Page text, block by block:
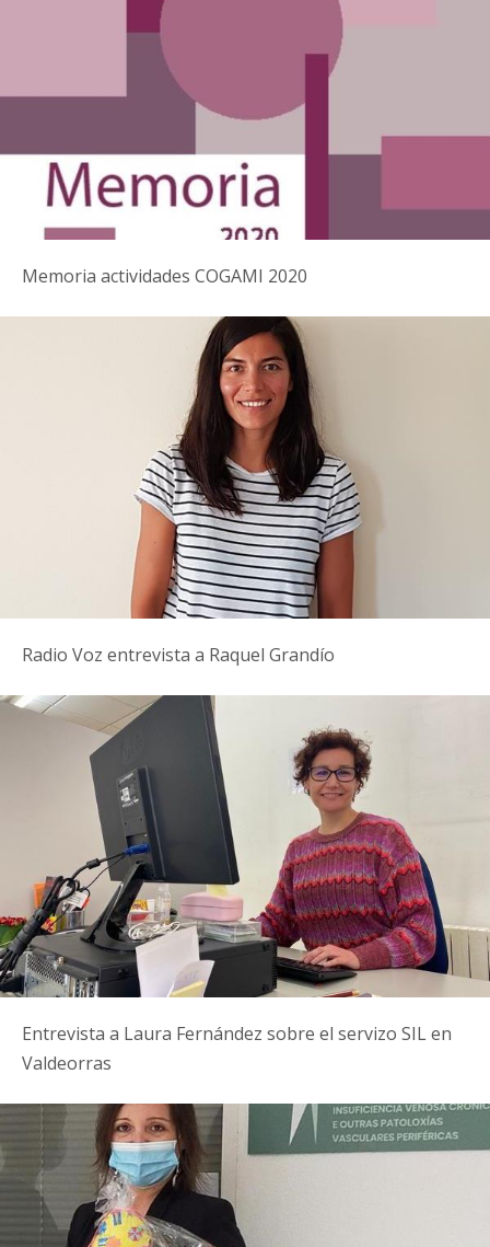
Memoria actividades COGAMI 2020
Radio Voz entrevista a Raquel Grandío
Entrevista a Laura Fernández sobre el servizo SIL en
Valdeorras